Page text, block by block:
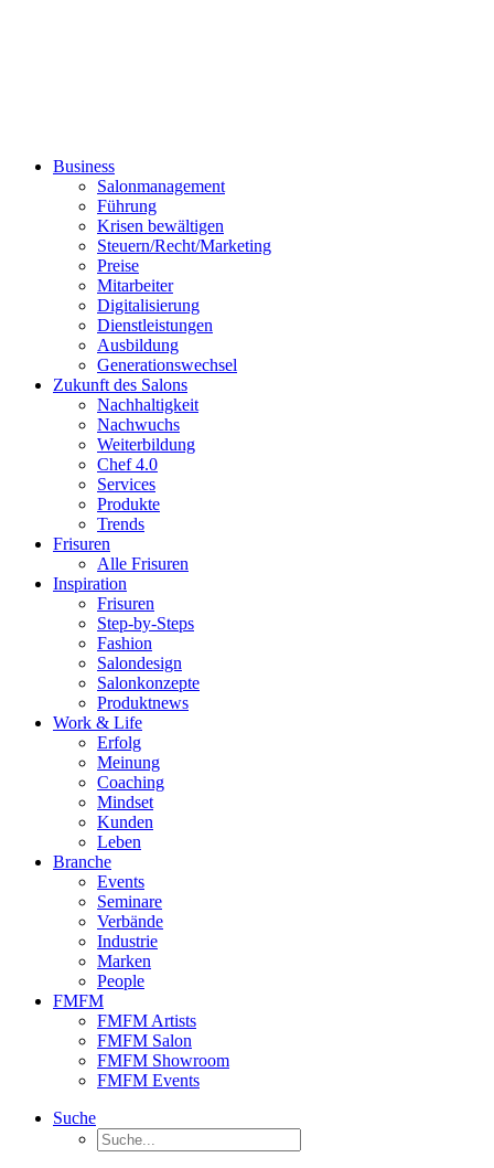
Business
Salonmanagement
Führung
Krisen bewältigen
Steuern/Recht/Marketing
Preise
Mitarbeiter
Digitalisierung
Dienstleistungen
Ausbildung
Generationswechsel
Zukunft des Salons
Nachhaltigkeit
Nachwuchs
Weiterbildung
Chef 4.0
Services
Produkte
Trends
Frisuren
Alle Frisuren
Inspiration
Frisuren
Step-by-Steps
Fashion
Salondesign
Salonkonzepte
Produktnews
Work & Life
Erfolg
Meinung
Coaching
Mindset
Kunden
Leben
Branche
Events
Seminare
Verbände
Industrie
Marken
People
FMFM
FMFM Artists
FMFM Salon
FMFM Showroom
FMFM Events
Suche